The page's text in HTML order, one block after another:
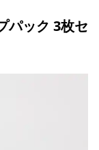
パック 3枚セ